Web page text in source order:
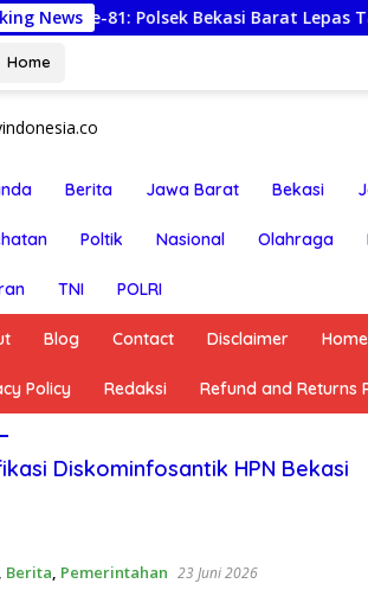
News
81: Polsek Bekasi Barat Lepas Tawa dan
Home
Berita Jawa Barat Bekasi
Poltik Nasional Olahraga
TNI POLRI
Blog Contact Disclaimer Home
Policy Redaksi Refund and Returns
Diskominfosantik HPN Bekasi
, Berita, Pemerintahan 23 Juni 2026